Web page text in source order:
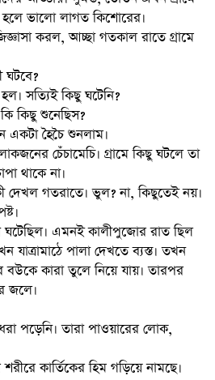
হলে ভালো লাগত কিশোরের।
করল, আচ্ছা গতকাল রাতে গ্রামে
সত্যিই কিছু ঘটেনি?
কিছু শুনেছিস?
একটা হৈচৈ শুনলাম।
চেঁচামেচি। গ্রামে কিছু ঘটলে তা
থাকে না।
দেখল গতরাতে। ভুল? না, কিছুতেই নয়।
এমনই কালীপুজোর রাত ছিল
যাত্রামাঠে পালা দেখতে ব্যস্ত। তখন
বউকে কারা তুলে নিয়ে যায়। তারপর
জলে।
পড়েনি। তারা পাওয়ারের লোক,
কার্তিকের হিম গড়িয়ে নামছে।